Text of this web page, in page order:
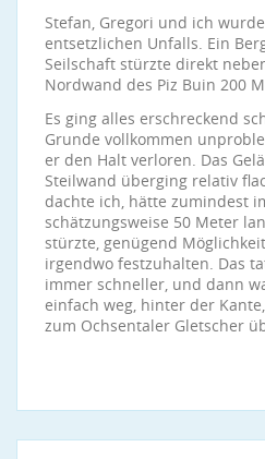
Stefan, Gregori und ich
entsetzlichen Unfalls. Ein
Seilschaft stürzte direkt
Nordwand des Piz Buin 200
Es ging alles erschreckend
Grunde vollkommen
er den Halt verloren. Das
Steilwand überging relativ
dachte ich, hätte zumindest
schätzungsweise 50 Meter
stürzte, genügend
irgendwo festzuhalten. Das
immer schneller, und dann
einfach weg, hinter der
zum Ochsentaler Gletscher